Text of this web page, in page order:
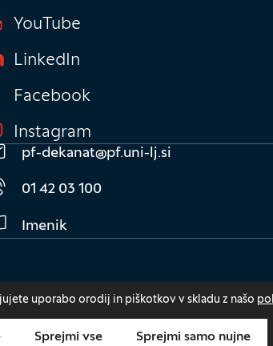
uporabo orodij in piškotkov v skladu z našo
Sprejmi vse Sprejmi samo nujne
YouTube
LinkedIn
Facebook
Instagram
pf-dekanat@pf.uni-lj.si
01 42 03 100
Imenik
in piškotki Izjava o dostopnosti